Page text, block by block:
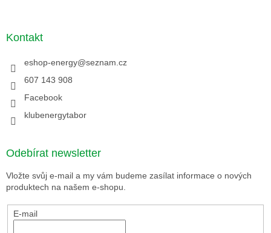
Kontakt
eshop-energy@seznam.cz
607 143 908
Facebook
klubenergytabor
Odebírat newsletter
Vložte svůj e-mail a my vám budeme zasílat informace o nových
produktech na našem e-shopu.
E-mail